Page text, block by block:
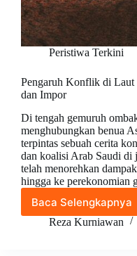
Peristiwa Terkini
Pengaruh Konflik di Laut
dan Impor
Di tengah gemuruh
menghubungkan benua
terpintas sebuah cerita
dan koalisi Arab Saudi di
telah menorehkan
hingga ke perekonomian
Baca Selengkapnya
Pengaruh
Konflik
Reza Kurniawan